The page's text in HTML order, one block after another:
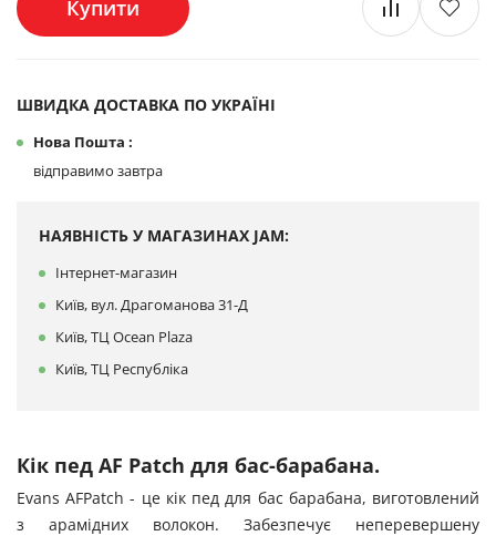
Купити
ШВИДКА ДОСТАВКА ПО УКРАЇНІ
Нова Пошта :
відправимо завтра
НАЯВНІСТЬ У МАГАЗИНАХ JAM:
Інтернет-магазин
Київ, вул. Драгоманова 31-Д
Київ, ТЦ Ocean Plaza
Київ, ТЦ Республіка
Кік пед AF Patch для бас-барабана.
Evans AFPatch - це кік пед для бас барабана, виготовлений
з арамідних волокон. Забезпечує неперевершену